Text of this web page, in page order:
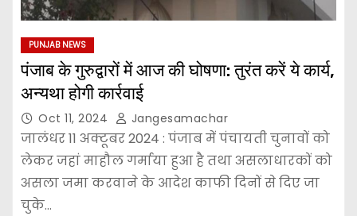
PUNJAB NEWS
पंजाब के गुरुद्वारों में आज की घोषणा: तुरंत करें ये कार्य,
अन्यथा होगी कार्रवाई
Oct 11, 2024 Jangesamachar
जालंधर 11 अक्टूबर 2024 : पंजाब में पंचायती चुनावों को
लेकर जहां माहौल गर्माया हुआ है तथा असलाधारकों को
असला जमा करवाने के आदेश काफी दिनों से दिए जा
चुके…